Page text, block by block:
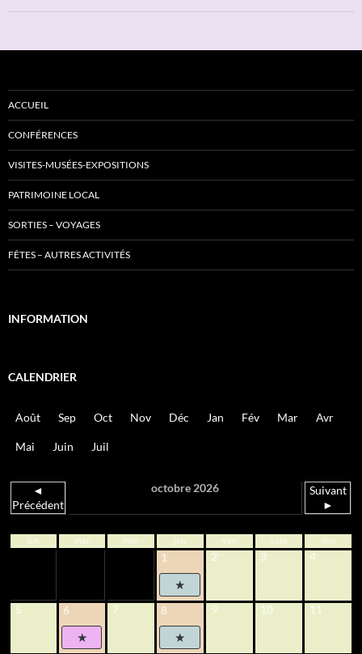
ACCUEIL
CONFÉRENCES
VISITES-MUSÉES-EXPOSITIONS
PATRIMOINE LOCAL
SORTIES – VOYAGES
FÊTES – AUTRES ACTIVITÉS
INFORMATION
CALENDRIER
Août Sep Oct Nov Déc Jan Fév Mar Avr
Mai Juin Juil
◄
Précédent
octobre 2026
Suivant
►
lun mar mer jeu ven sam dim
1 2 3 4
5 6 7 8 9 10 11